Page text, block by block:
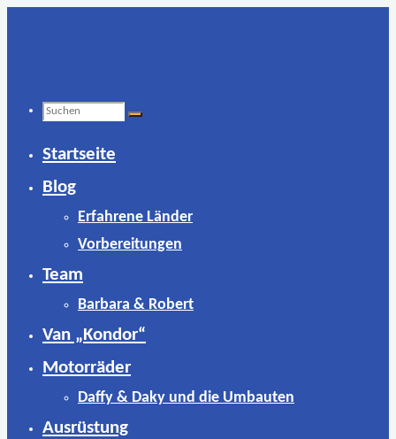
Suchen
nach:
Startseite
Blog
Erfahrene Länder
Vorbereitungen
Team
Barbara & Robert
Van „Kondor“
Motorräder
Daffy & Daky und die Umbauten
Ausrüstung